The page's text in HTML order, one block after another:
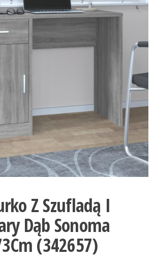
Z Szufladą I
Dąb Sonoma
(342657)